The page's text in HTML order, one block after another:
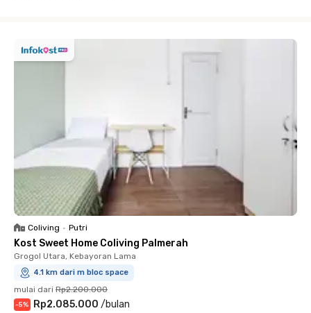
Coliving • Putri
Kost Sweet Home Coliving Palmerah
Grogol Utara, Kebayoran Lama
4.1 km dari m bloc space
mulai dari Rp2.200.000
-5% Rp2.085.000 /bulan